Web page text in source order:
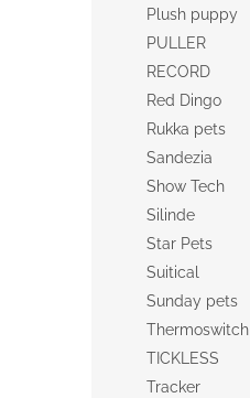
Plush puppy
PULLER
RECORD
Red Dingo
Rukka pets
Sandezia
Show Tech
Silinde
Star Pets
Suitical
Sunday pets
Thermoswitch
TICKLESS
Tracker